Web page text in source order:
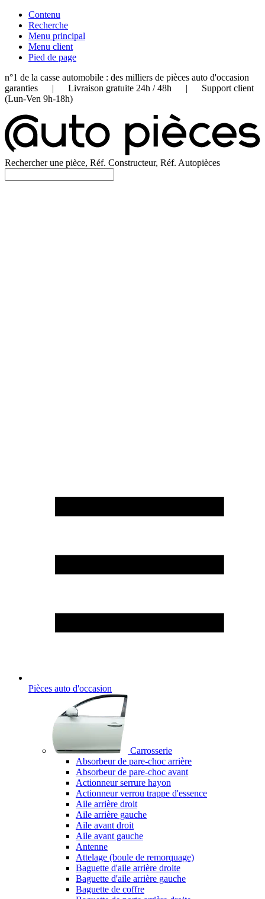
Contenu
Recherche
Menu principal
Menu client
Pied de page
n°1 de la casse automobile : des milliers de pièces auto d'occasion
garanties | Livraison gratuite 24h / 48h | Support client
(Lun-Ven 9h-18h)
Rechercher une pièce, Réf. Constructeur, Réf. Autopièces
Pièces auto d'occasion
Carrosserie
Absorbeur de pare-choc arrière
Absorbeur de pare-choc avant
Actionneur serrure hayon
Actionneur verrou trappe d'essence
Aile arrière droit
Aile arrière gauche
Aile avant droit
Aile avant gauche
Antenne
Attelage (boule de remorquage)
Baguette d'aile arrière droite
Baguette d'aile arrière gauche
Baguette de coffre